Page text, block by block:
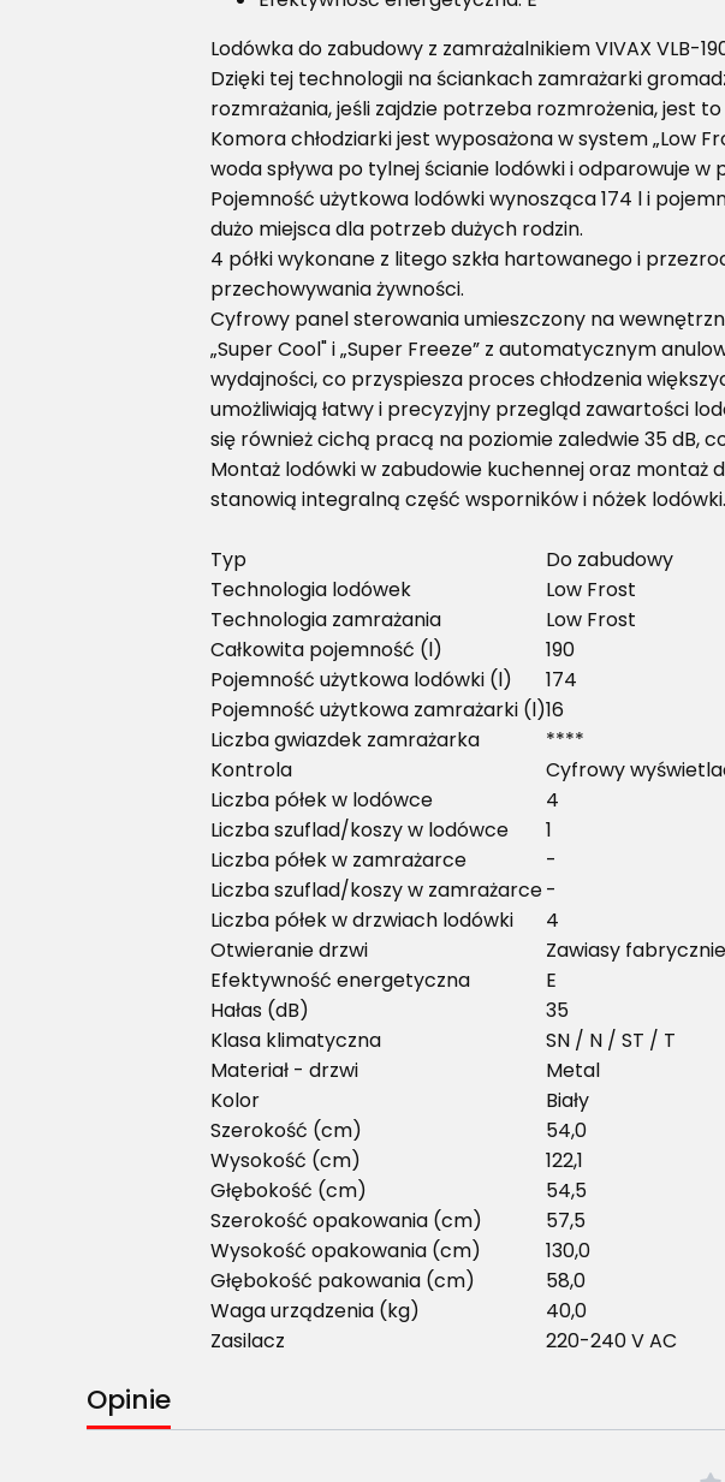
Lodówka do zabudowy z zamrażalnikiem VIVAX VLB-
Dzięki tej technologii na ściankach zamrażarki
rozmrażania, jeśli zajdzie potrzeba rozmrożenia, jest
Komora chłodziarki jest wyposażona w system „Low
woda spływa po tylnej ścianie lodówki i odparowuje w
Pojemność użytkowa lodówki wynosząca 174 l i
dużo miejsca dla potrzeb dużych rodzin.
4 półki wykonane z litego szkła hartowanego i
przechowywania żywności.
Cyfrowy panel sterowania umieszczony na
„Super Cool" i „Super Freeze” z automatycznym
wydajności, co przyspiesza proces chłodzenia
umożliwiają łatwy i precyzyjny przegląd zawartości
się również cichą pracą na poziomie zaledwie 35 dB,
Montaż lodówki w zabudowie kuchennej oraz montaż
stanowią integralną część wsporników i nóżek lodówki.
Typ
Do zabudowy
Technologia lodówek
Low Frost
Technologia zamrażania
Low Frost
Całkowita pojemność (l)
190
Pojemność użytkowa lodówki (l)
174
Pojemność użytkowa zamrażarki (l)16
Liczba gwiazdek zamrażarka
****
Kontrola
Cyfrowy
Liczba półek w lodówce
4
Liczba szuflad/koszy w lodówce
1
Liczba półek w zamrażarce
-
Liczba szuflad/koszy w zamrażarce-
Liczba półek w drzwiach lodówki
4
Otwieranie drzwi
Zawiasy
Efektywność energetyczna
E
Hałas (dB)
35
Klasa klimatyczna
SN / N / ST / T
Materiał - drzwi
Metal
Kolor
Biały
Szerokość (cm)
54,0
Wysokość (cm)
122,1
Głębokość (cm)
54,5
Szerokość opakowania (cm)
57,5
Wysokość opakowania (cm)
130,0
Głębokość pakowania (cm)
58,0
Waga urządzenia (kg)
40,0
Zasilacz
220-240 V AC
Opinie